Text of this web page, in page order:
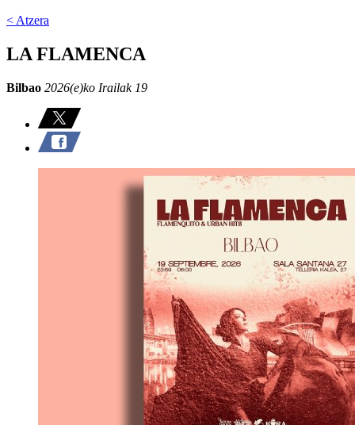
< Atzera
LA FLAMENCA
Bilbao 2026(e)ko Irailak 19